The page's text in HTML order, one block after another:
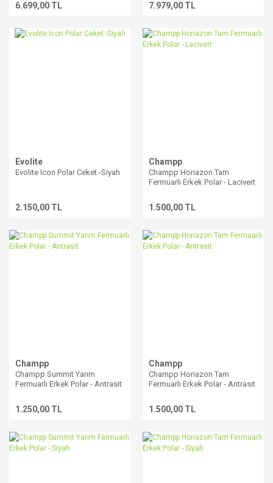
6.699,00 TL 7.979,00 TL
Evolite
Evolite Icon Polar Ceket -Siyah
2.150,00 TL
Champp
Champp Horiazon Tam
Fermuarlı Erkek Polar - Lacivert
1.500,00 TL
Champp
Champp Summit Yarım
Fermuarlı Erkek Polar - Antrasit
1.250,00 TL
Champp
Champp Horiazon Tam
Fermuarlı Erkek Polar - Antrasit
1.500,00 TL